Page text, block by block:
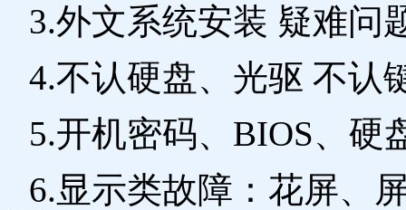
3.外文系统安装 疑难问
4.不认硬盘、光驱 不认
5.开机密码、BIOS、硬
6.显示类故障：花屏、